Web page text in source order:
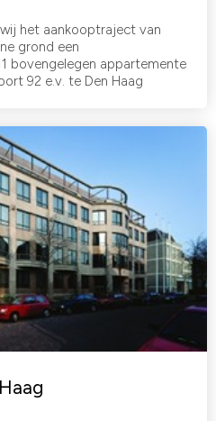
het aankooptraject van
grond een
bovengelegen appartemente
92 e.v. te Den Haag